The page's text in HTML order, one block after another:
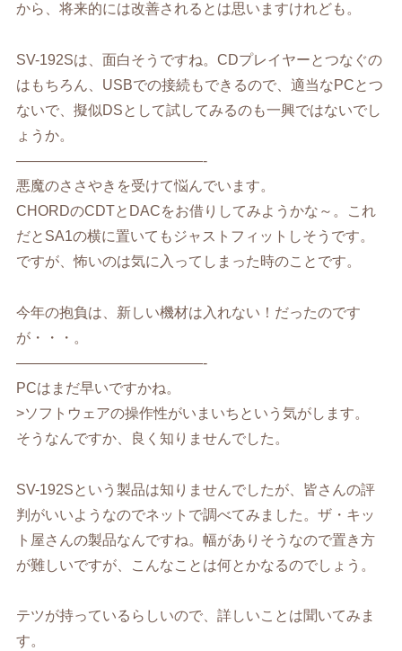
から、将来的には改善されるとは思いますけれども。
SV-192Sは、面白そうですね。CDプレイヤーとつなぐの
はもちろん、USBでの接続もできるので、適当なPCとつ
ないで、擬似DSとして試してみるのも一興ではないでし
ょうか。
—————————————-
悪魔のささやきを受けて悩んでいます。
CHORDのCDTとDACをお借りしてみようかな～。これ
だとSA1の横に置いてもジャストフィットしそうです。
ですが、怖いのは気に入ってしまった時のことです。
今年の抱負は、新しい機材は入れない！だったのです
が・・・。
—————————————-
PCはまだ早いですかね。
>ソフトウェアの操作性がいまいちという気がします。
そうなんですか、良く知りませんでした。
SV-192Sという製品は知りませんでしたが、皆さんの評
判がいいようなのでネットで調べてみました。ザ・キッ
ト屋さんの製品なんですね。幅がありそうなので置き方
が難しいですが、こんなことは何とかなるのでしょう。
テツが持っているらしいので、詳しいことは聞いてみま
す。